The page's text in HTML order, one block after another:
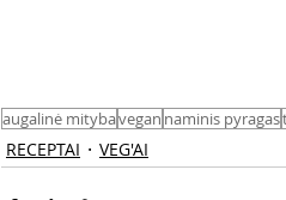
augalinė mitybavegan naminis pyragas
RECEPTAI VEG'AI